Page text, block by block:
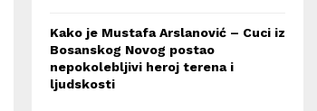
Kako je Mustafa Arslanović – Cuci iz
Bosanskog Novog postao
nepokolebljivi heroj terena i
ljudskosti